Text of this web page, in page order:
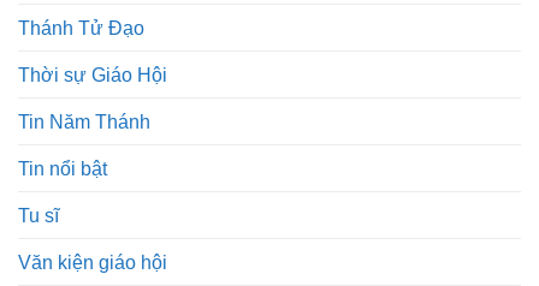
Thánh Tử Đạo
Thời sự Giáo Hội
Tin Năm Thánh
Tin nổi bật
Tu sĩ
Văn kiện giáo hội